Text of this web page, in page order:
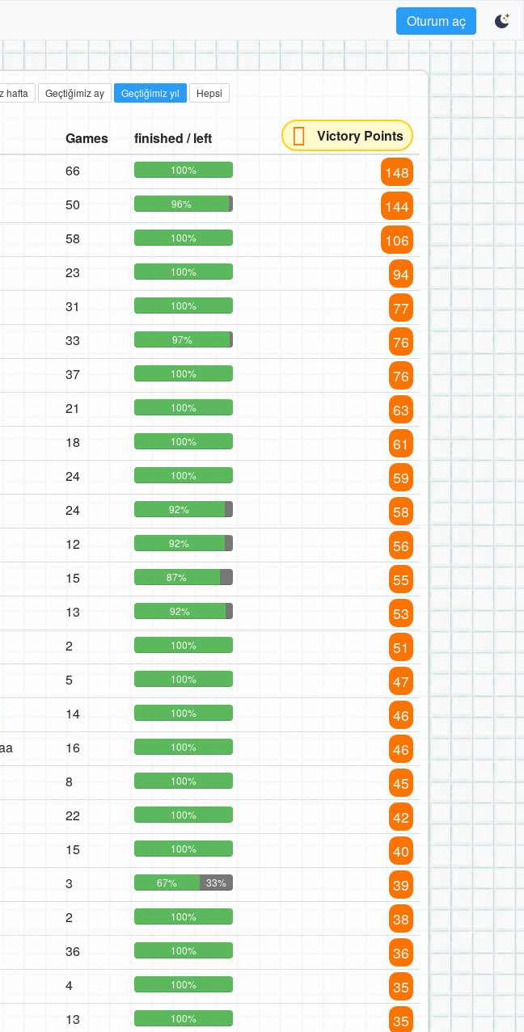
Oturum aç
hafta Geçtiğimiz ay Geçtiğimiz yıl Hepsi
Games finished / left
Victory Points
66 100% 148
50 96% 144
58 100% 106
23 100% 94
31 100% 77
33 97% 76
37 100% 76
21 100% 63
18 100% 61
24 100% 59
24 92% 58
12 92% 56
15 87% 55
13 92% 53
2 100% 51
5 100% 47
14 100% 46
16 100% 46
8 100% 45
22 100% 42
15 100% 40
3 67% 33% 39
2 100% 38
36 100% 36
4 100% 35
13 100% 35